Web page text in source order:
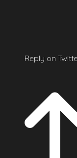
Reply on